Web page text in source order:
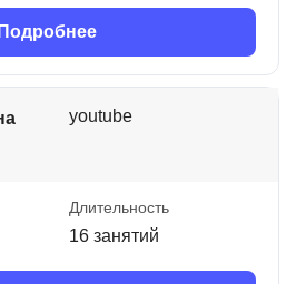
Подробнее
youtube
Длительность
16 занятий